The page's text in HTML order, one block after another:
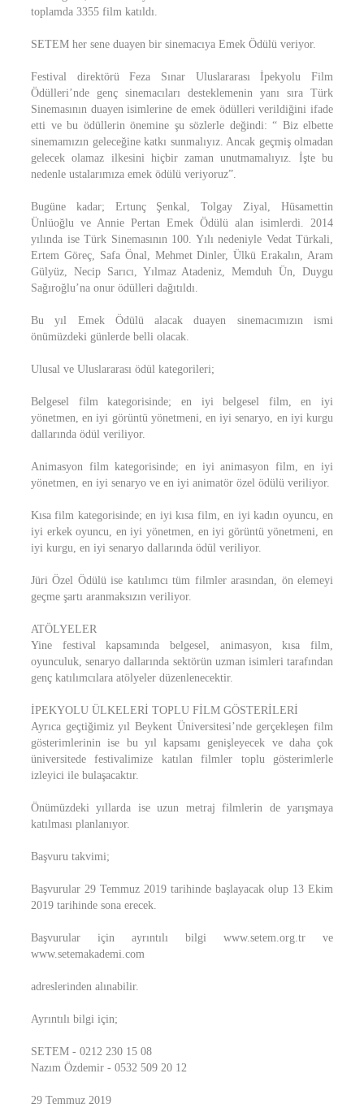
toplamda 3355 film katıldı.
SETEM her sene duayen bir sinemacıya Emek Ödülü veriyor.
Festival direktörü Feza Sınar Uluslararası İpekyolu Film
Ödülleri’nde genç sinemacıları desteklemenin yanı sıra Türk
Sinemasının duayen isimlerine de emek ödülleri verildiğini ifade
etti ve bu ödüllerin önemine şu sözlerle değindi: “ Biz elbette
sinemamızın geleceğine katkı sunmalıyız. Ancak geçmiş olmadan
gelecek olamaz ilkesini hiçbir zaman unutmamalıyız. İşte bu
nedenle ustalarımıza emek ödülü veriyoruz”.
Bugüne kadar; Ertunç Şenkal, Tolgay Ziyal, Hüsamettin
Ünlüoğlu ve Annie Pertan Emek Ödülü alan isimlerdi. 2014
yılında ise Türk Sinemasının 100. Yılı nedeniyle Vedat Türkali,
Ertem Göreç, Safa Önal, Mehmet Dinler, Ülkü Erakalın, Aram
Gülyüz, Necip Sarıcı, Yılmaz Atadeniz, Memduh Ün, Duygu
Sağıroğlu’na onur ödülleri dağıtıldı.
Bu yıl Emek Ödülü alacak duayen sinemacımızın ismi
önümüzdeki günlerde belli olacak.
Ulusal ve Uluslararası ödül kategorileri;
Belgesel film kategorisinde; en iyi belgesel film, en iyi
yönetmen, en iyi görüntü yönetmeni, en iyi senaryo, en iyi kurgu
dallarında ödül veriliyor.
Animasyon film kategorisinde; en iyi animasyon film, en iyi
yönetmen, en iyi senaryo ve en iyi animatör özel ödülü veriliyor.
Kısa film kategorisinde; en iyi kısa film, en iyi kadın oyuncu, en
iyi erkek oyuncu, en iyi yönetmen, en iyi görüntü yönetmeni, en
iyi kurgu, en iyi senaryo dallarında ödül veriliyor.
Jüri Özel Ödülü ise katılımcı tüm filmler arasından, ön elemeyi
geçme şartı aranmaksızın veriliyor.
ATÖLYELER
Yine festival kapsamında belgesel, animasyon, kısa film,
oyunculuk, senaryo dallarında sektörün uzman isimleri tarafından
genç katılımcılara atölyeler düzenlenecektir.
İPEKYOLU ÜLKELERİ TOPLU FİLM GÖSTERİLERİ
Ayrıca geçtiğimiz yıl Beykent Üniversitesi’nde gerçekleşen film
gösterimlerinin ise bu yıl kapsamı genişleyecek ve daha çok
üniversitede festivalimize katılan filmler toplu gösterimlerle
izleyici ile bulaşacaktır.
Önümüzdeki yıllarda ise uzun metraj filmlerin de yarışmaya
katılması planlanıyor.
Başvuru takvimi;
Başvurular 29 Temmuz 2019 tarihinde başlayacak olup 13 Ekim
2019 tarihinde sona erecek.
Başvurular için ayrıntılı bilgi www.setem.org.tr ve
www.setemakademi.com
adreslerinden alınabilir.
Ayrıntılı bilgi için;
SETEM - 0212 230 15 08
Nazım Özdemir - 0532 509 20 12
29 Temmuz 2019